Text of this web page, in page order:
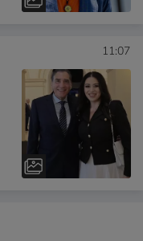
11:07